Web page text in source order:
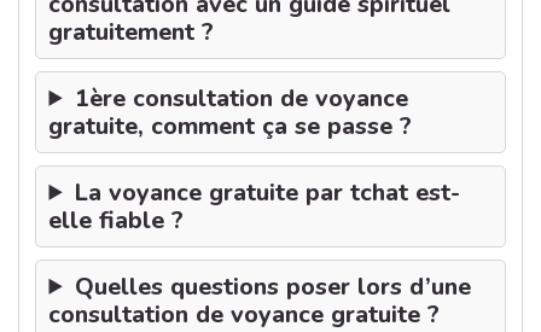
gratuitement ?
1ère consultation de voyance
gratuite, comment ça se passe ?
La voyance gratuite par tchat est-
elle fiable ?
Quelles questions poser lors d’une
consultation de voyance gratuite ?